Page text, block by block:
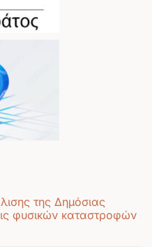
της Δημόσιας
φυσικών καταστροφών